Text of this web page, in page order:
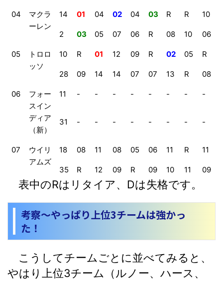
04
マクラ
ーレン
14 01 04 02 04 03 R R 10
2 03 05 07 06 R 08 10 06
05
トロロ
ッソ
10 R 01 12 09 R 02 05 R
28 09 14 14 07 07 13 R 08
06
フォー
スイン
ディア
（新）
11 - - - - - - - -
31 - - - - - - - -
07
ウイリ
アムズ
18 08 11 08 05 06 11 R 11
35 R 12 09 R 09 10 11 09
フォー
スイン
ディア
（旧）
11 05 13 06 01 04 06 08
31 06 07 05 R R 01 03
表中のRはリタイア、Dは失格です。
考察～やっぱり上位3チームは強かっ
た！
こうしてチームごとに並べてみると、
やはり上位3チーム（ルノー、ハース、